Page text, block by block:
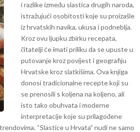
i razlike između slastica drugih naroda,
istražujući osobitosti koje su proizašle
iz hrvatskih navika, ukusa i podneblja.
Kroz ovu ljupku zbirku recepata,
čitatelji će imati priliku da se upuste u
putovanje kroz povijest i geografiju
Hrvatske kroz slatkišima. Ova knjiga
donosi tradicionalne recepte koji su
se prenosili s koljena na koljeno, ali
isto tako obuhvata i moderne
interpretacije koje su prilagođene
“Slastice u Hrvata” nudi ne samo